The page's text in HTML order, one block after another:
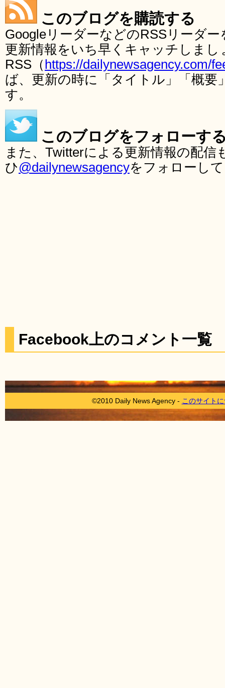
このブログを購読する
GoogleリーダーなどのRSSリーダ
更新情報をいち早くキャッチしま
RSS（ https://dailynewsagency.com/
ば、更新の時に「タイトル」「概要
す。
このブログをフォローす
また、Twitterによる更新情報の配
ひ@dailynewsagencyをフォローし
Facebook上のコメント一覧
©2010 Daily News Agency - このサイト